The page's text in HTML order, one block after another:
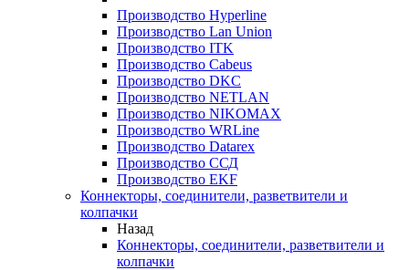
Производство Hyperline
Производство Lan Union
Производство ITK
Производство Cabeus
Производство DKC
Производство NETLAN
Производство NIKOMAX
Производство WRLine
Производство Datarex
Производство ССД
Производство EKF
Коннекторы, соединители, разветвители и
колпачки
Назад
Коннекторы, соединители, разветвители и
колпачки